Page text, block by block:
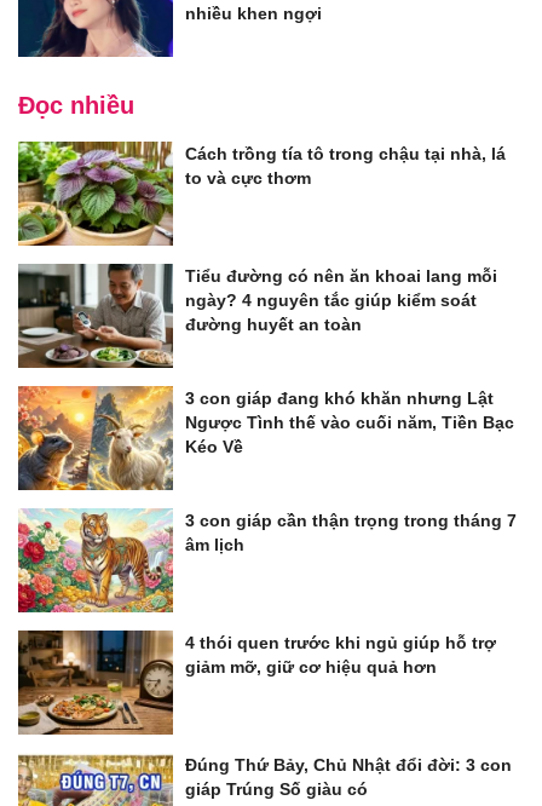
nhiều khen ngợi
Đọc nhiều
Cách trồng tía tô trong chậu tại nhà, lá
to và cực thơm
Tiểu đường có nên ăn khoai lang mỗi
ngày? 4 nguyên tắc giúp kiểm soát
đường huyết an toàn
3 con giáp đang khó khăn nhưng Lật
Ngược Tình thế vào cuối năm, Tiền Bạc
Kéo Về
3 con giáp cần thận trọng trong tháng 7
âm lịch
4 thói quen trước khi ngủ giúp hỗ trợ
giảm mỡ, giữ cơ hiệu quả hơn
Đúng Thứ Bảy, Chủ Nhật đổi đời: 3 con
giáp Trúng Số giàu có